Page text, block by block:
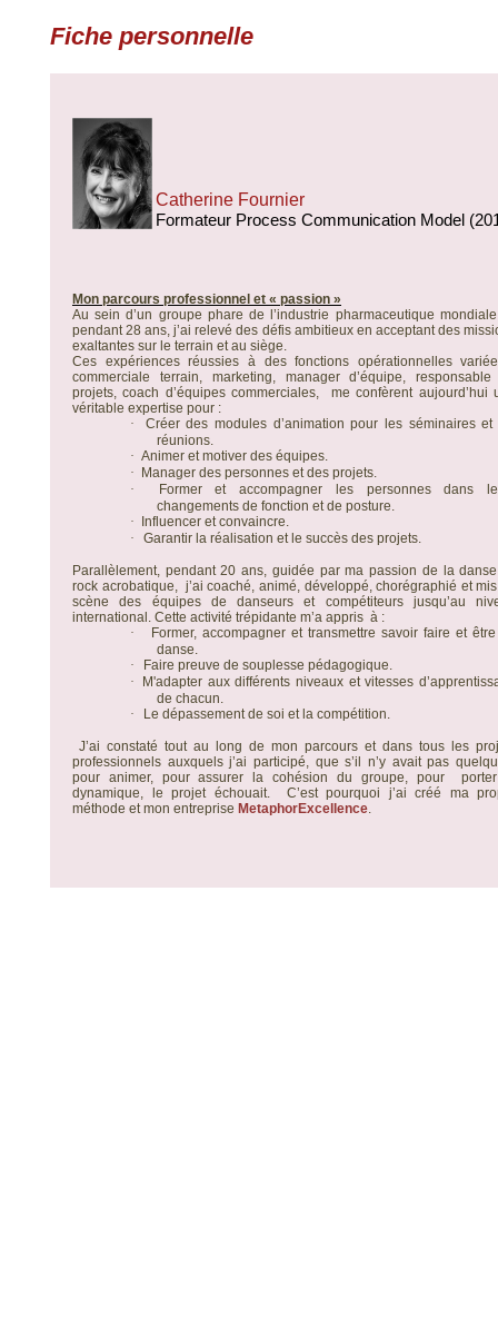
Fiche personnelle
Catherine Fournier
Formateur Process Communication Model
Mon parcours professionnel et « passion »
Au sein d’un groupe phare de l’industrie pharmaceutique
pendant 28 ans, j’ai relevé des défis ambitieux en acceptant des
exaltantes sur le terrain et au siège.
Ces expériences réussies à des fonctions opérationnelles
commerciale terrain, marketing, manager d’équipe,
projets, coach d’équipes commerciales,
me confèrent aujourd’hui
véritable expertise pour :
·
Créer des modules d’animation pour les séminaires et
réunions.
· Animer et motiver des équipes.
·
Manager des personnes et des projets.
·
Former et accompagner les personnes dans
changements de fonction et de posture.
·
Influencer et convaincre.
·
Garantir la réalisation et le succès des projets.
Parallèlement, pendant 20 ans, guidée par ma passion de la
rock acrobatique, j’ai coaché, animé, développé, chorégraphié et
scène des équipes de danseurs et compétiteurs jusqu’au
international. Cette activité trépidante m’a appris à :
·
Former, accompagner et transmettre savoir faire et
danse.
·
Faire preuve de souplesse pédagogique.
·
M'adapter aux différents niveaux et vitesses
de chacun.
·
Le dépassement de soi et la compétition.
J’ai constaté tout au long de mon parcours et dans tous les
professionnels auxquels j’ai participé, que s’il n’y avait pas
pour animer, pour assurer la cohésion du groupe, pour
dynamique, le projet échouait.
C’est pourquoi j’ai créé ma
méthode et mon entreprise MetaphorExcellence.